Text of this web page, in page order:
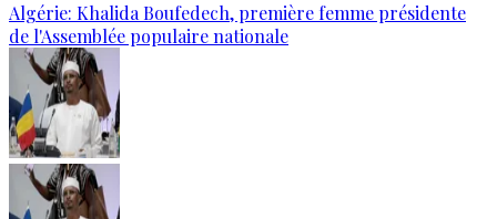
Algérie: Khalida Boufedech, première femme présidente
de l'Assemblée populaire nationale